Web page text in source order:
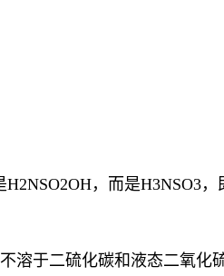
，而是H3NSO3
溶于二硫化碳和液态二氧化硫